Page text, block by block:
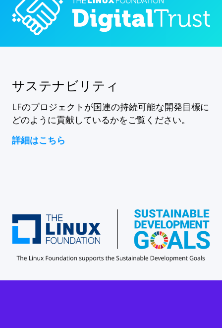
サステナビリティ
LFのプロジェクトが国連の持続可能な開発目標に
どのように貢献しているかをご覧ください。
詳細はこちら